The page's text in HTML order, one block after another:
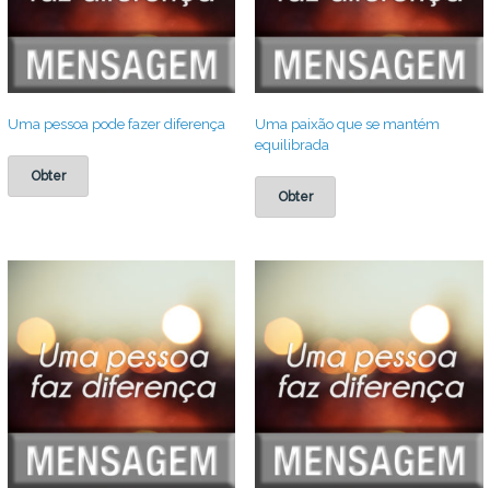
Uma pessoa pode fazer diferença
Obter
Uma paixão que se mantém
equilibrada
Obter